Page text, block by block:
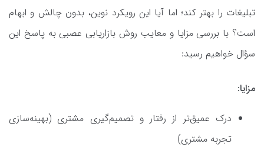
تبلیغات را بهتر کند؛ اما آیا این رویکرد نوین، بدون چالش و ابهام
است؟ با بررسی مزایا و معایب روش بازاریابی عصبی به پاسخ این
سؤال خواهیم رسید:
مزایا:
درک عمیق‌تر از رفتار و تصمیم‌گیری مشتری (بهینه‌سازی
تجربه مشتری)